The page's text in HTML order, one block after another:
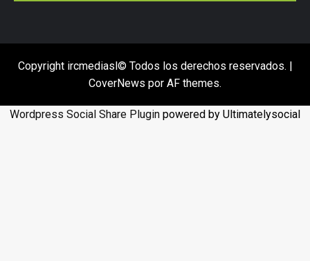
Copyright ircmediasl© Todos los derechos reservados. |
CoverNews por AF themes.
Wordpress Social Share Plugin powered by Ultimatelysocial